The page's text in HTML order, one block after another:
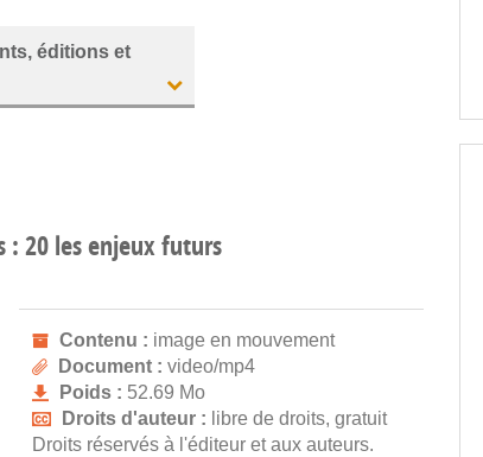
éditions et
: 20 les enjeux futurs
Contenu : image en mouvement
Document : video/mp4
Poids : 52.69 Mo
Droits d'auteur : libre de droits, gratuit
Droits réservés à l'éditeur et aux auteurs.